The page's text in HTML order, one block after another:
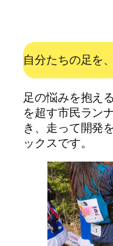
自分たちの足を
足の悩みを抱え
を超す市民ラン
き、走って開発
ックスです。